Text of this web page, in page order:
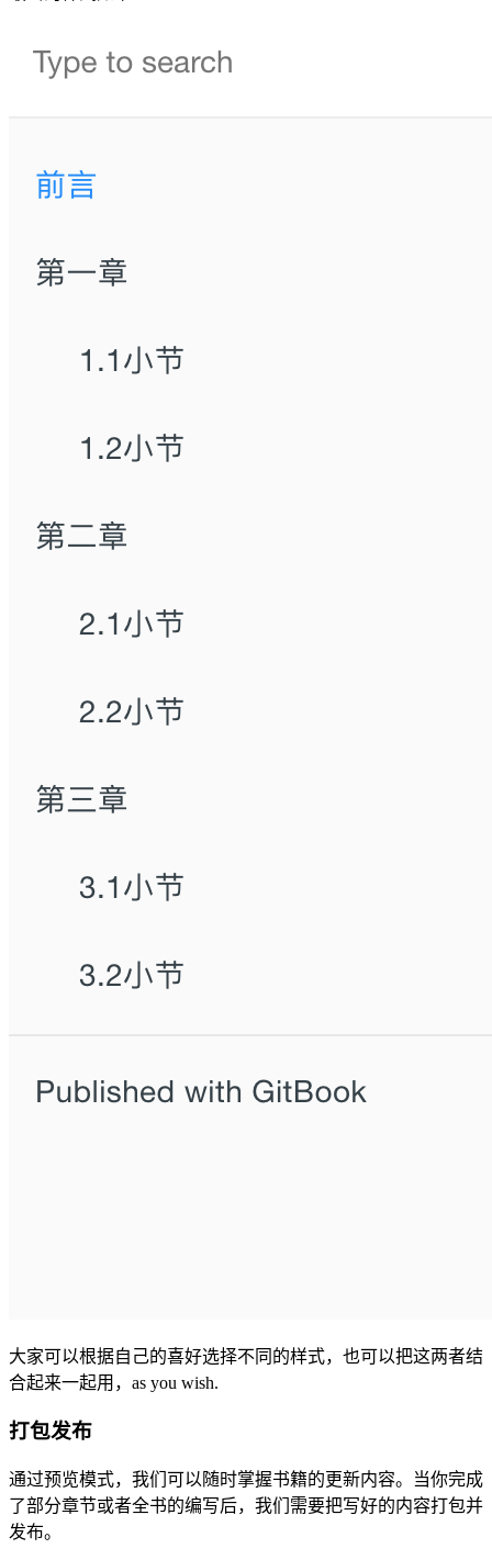
大家可以根据自己的喜好选择不同的样式，也可以把这两者结
合起来一起用，as you wish.
打包发布
通过预览模式，我们可以随时掌握书籍的更新内容。当你完成
了部分章节或者全书的编写后，我们需要把写好的内容打包并
发布。